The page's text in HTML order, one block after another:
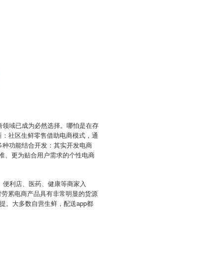
域已成为必然选择。哪怕是在存
社区生鲜零售借助电商模式，通
功能结合开发：其实开发电商
、更为贴合用户需求的个性电商
利店、医药、健康等商家入
累电商产品具有非常明显的货源
。大多数自营生鲜，配送app都